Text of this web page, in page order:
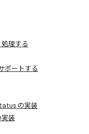
理する
ポートする
の実装
装